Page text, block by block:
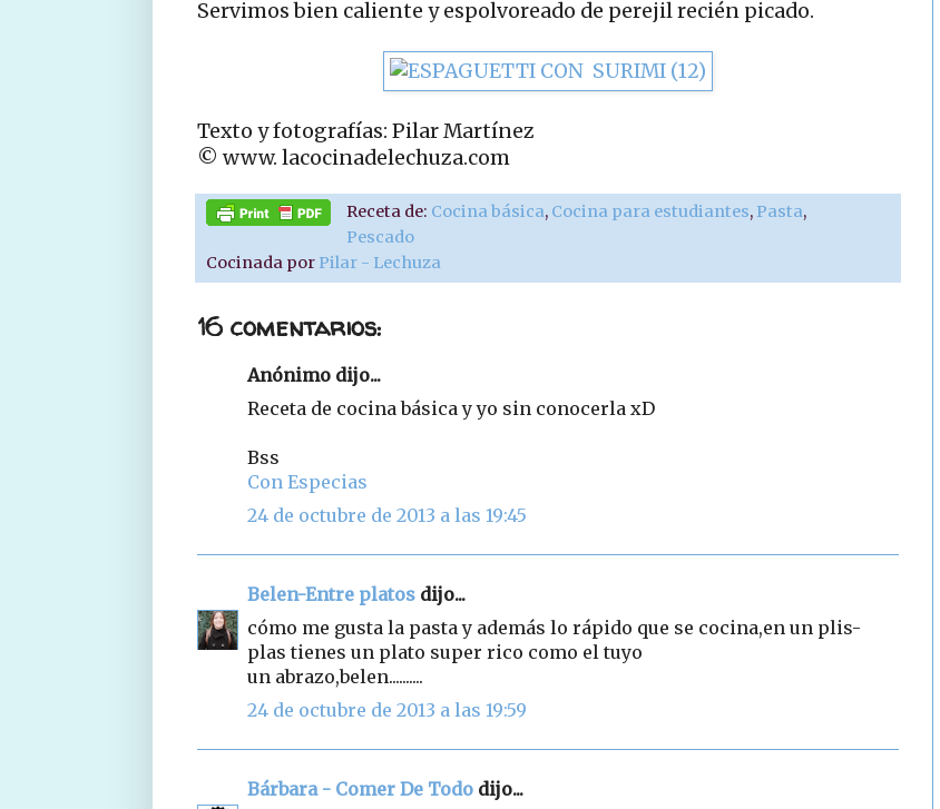
Servimos bien caliente y espolvoreado de perejil recién picado.
Texto y fotografías: Pilar Martínez
© www. lacocinadelechuza.com
Receta de: Cocina básica, Cocina para estudiantes, Pasta,
Pescado
Cocinada por Pilar - Lechuza
16 comentarios:
Anónimo dijo...
Receta de cocina básica y yo sin conocerla xD
Bss
Con Especias
24 de octubre de 2013 a las 19:45
Belen-Entre platos dijo...
cómo me gusta la pasta y además lo rápido que se cocina,en un plis-
plas tienes un plato super rico como el tuyo
un abrazo,belen..........
24 de octubre de 2013 a las 19:59
Bárbara - Comer De Todo dijo...